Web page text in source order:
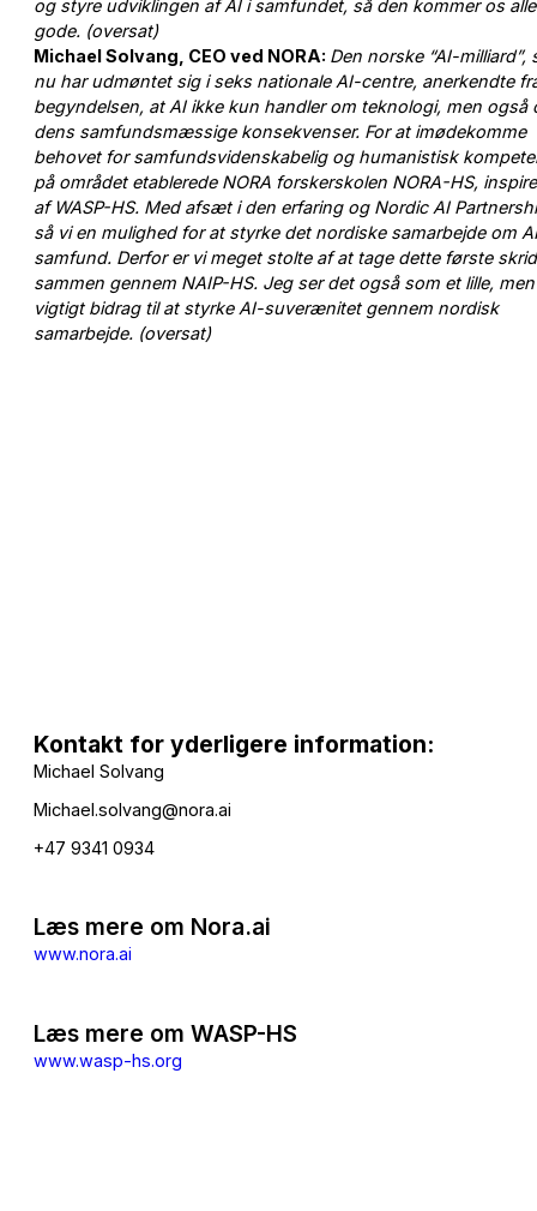
og styre udviklingen af AI i samfundet, så den kommer os
gode. (oversat)
Michael Solvang, CEO ved NORA: Den norske “AI-milliard”,
nu har udmøntet sig i seks nationale AI-centre, anerkendte
begyndelsen, at AI ikke kun handler om teknologi, men også
dens samfundsmæssige konsekvenser. For at imødekomme
behovet for samfundsvidenskabelig og humanistisk
på området etablerede NORA forskerskolen NORA-HS,
af WASP-HS. Med afsæt i den erfaring og Nordic AI
så vi en mulighed for at styrke det nordiske samarbejde om
samfund. Derfor er vi meget stolte af at tage dette første
sammen gennem NAIP-HS. Jeg ser det også som et lille, men
vigtigt bidrag til at styrke AI-suverænitet gennem nordisk
samarbejde. (oversat)
Kontakt for yderligere information:
Michael Solvang
Michael.solvang@nora.ai
+47 9341 0934
Læs mere om Nora.ai
www.nora.ai
Læs mere om WASP-HS
www.wasp-hs.org